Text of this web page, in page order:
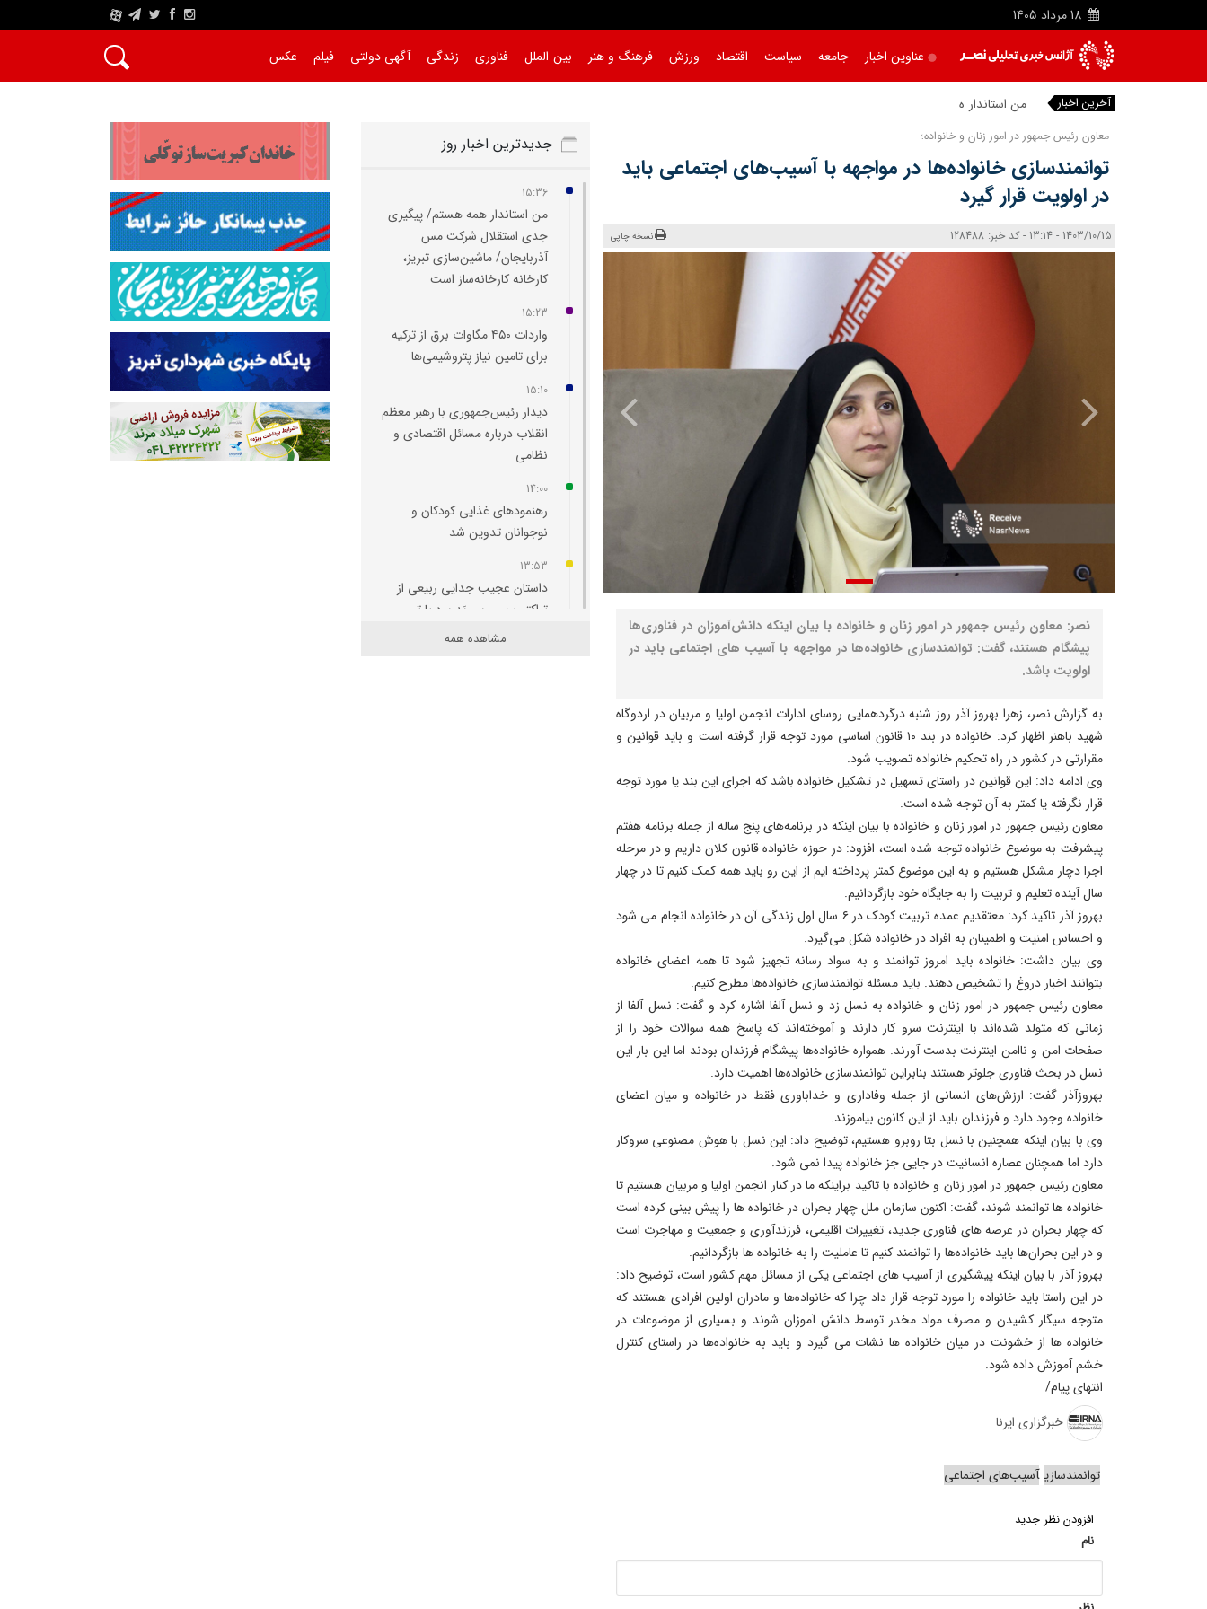
18 مرداد 1405
A
عناوین اخبار جامعه سیاست اقتصاد ورزش فرهنگ و هنر بین الملل فناوری زندگی آگهی دولتی فیلم عکس
آخرین اخبار من استاندار همه هستم/ پ
معاون رئیس جمهور در امور زنان و خانواده؛
توانمندسازی خانواده‌ها در مواجهه با آسیب‌های اجتماعی باید
در اولویت قرار گیرد
1403/10/15 - 13:14 - کد خبر: 128488 نسخه چاپی
نصر: معاون رئیس جمهور در امور زنان و خانواده با بیان اینکه دانش‌آموزان در فناوری‌ها
پیشگام هستند، گفت: توانمندسازی خانواده‌ها در مواجهه با آسیب های اجتماعی باید در
اولویت باشد.
به گزارش نصر، زهرا بهروز آذر روز شنبه درگردهمایی روسای ادارات انجمن اولیا و مربیان در اردوگاه
شهید باهنر اظهار کرد: خانواده در بند ۱۰ قانون اساسی مورد توجه قرار گرفته است و باید قوانین و
مقرارتی در کشور در راه تحکیم خانواده تصویب شود.
وی ادامه داد: این قوانین در راستای تسهیل در تشکیل خانواده باشد که اجرای این بند یا مورد توجه
قرار نگرفته یا کمتر به آن توجه شده است.
معاون رئیس جمهور در امور زنان و خانواده با بیان اینکه در برنامه‌های پنج ساله از جمله برنامه هفتم
پیشرفت به موضوع خانواده توجه شده است، افزود: در حوزه خانواده قانون کلان داریم و در مرحله
اجرا دچار مشکل هستیم و به این موضوع کمتر پرداخته ایم از این رو باید همه کمک کنیم تا در چهار
سال آینده تعلیم و تربیت را به جایگاه خود بازگردانیم.
بهروز آذر تاکید کرد: معتقدیم عمده تربیت کودک در ۶ سال اول زندگی آن در خانواده انجام می شود
و احساس امنیت و اطمینان به افراد در خانواده شکل می‌گیرد.
وی بیان داشت: خانواده باید امروز توانمند و به سواد رسانه تجهیز شود تا همه اعضای خانواده
بتوانند اخبار دروغ را تشخیص دهند. باید مسئله توانمندسازی خانواده‌ها مطرح کنیم.
معاون رئیس جمهور در امور زنان و خانواده به نسل زد و نسل آلفا اشاره کرد و گفت: نسل آلفا از
زمانی که متولد شده‌اند با اینترنت سرو کار دارند و آموخته‌اند که پاسخ همه سوالات خود را از
صفحات امن و ناامن اینترنت بدست آورند. همواره خانواده‌ها پیشگام فرزندان بودند اما این بار این
نسل در بحث فناوری جلوتر هستند بنابراین توانمندسازی خانواده‌ها اهمیت دارد.
بهروزآذر گفت: ارزش‌های انسانی از جمله وفاداری و خداباوری فقط در خانواده و میان اعضای
خانواده وجود دارد و فرزندان باید از این کانون بیاموزند.
وی با بیان اینکه همچنین با نسل بتا روبرو هستیم، توضیح داد: این نسل با هوش مصنوعی سروکار
دارد اما همچنان عصاره انسانیت در جایی جز خانواده پیدا نمی شود.
معاون رئیس جمهور در امور زنان و خانواده با تاکید براینکه ما در کنار انجمن اولیا و مربیان هستیم تا
خانواده ها توانمند شوند، گفت: اکنون سازمان ملل چهار بحران در خانواده ها را پیش بینی کرده است
که چهار بحران در عرصه های فناوری جدید، تغییرات اقلیمی، فرزندآوری و جمعیت و مهاجرت است
و در این بحران‌ها باید خانواده‌ها را توانمند کنیم تا عاملیت را به خانواده ها بازگردانیم.
بهروز آذر با بیان اینکه پیشگیری از آسیب های اجتماعی یکی از مسائل مهم کشور است، توضیح داد:
در این راستا باید خانواده را مورد توجه قرار داد چرا که خانواده‌ها و مادران اولین افرادی هستند که
متوجه سیگار کشیدن و مصرف مواد مخدر توسط دانش آموزان شوند و بسیاری از موضوعات در
خانواده ها از خشونت در میان خانواده ها نشات می گیرد و باید به خانواده‌ها در راستای کنترل
خشم آموزش داده شود.
انتهای پیام/
خبرگزاری ایرنا
توانمندسازی آسیب‌های اجتماعی
افزودن نظر جدید
نام
جدیدترین اخبار روز
15:36
من استاندار همه هستم/ پیگیری
جدی استقلال شرکت مس
آذربایجان/ ماشین‌سازی تبریز،
کارخانه کارخانه‌ساز است
15:23
واردات ۴۵۰ مگاوات برق از ترکیه
برای تامین نیاز پتروشیمی‌ها
15:10
دیدار رئیس‌جمهوری با رهبر معظم
انقلاب درباره مسائل اقتصادی و
نظامی
14:00
رهنمودهای غذایی کودکان و
نوجوانان تدوین شد
13:53
داستان عجیب جدایی ربیعی از
تراکتور؛ سرمربی بَد بود یا تصمیم
مدیران باشگاه؟مشاهده همه